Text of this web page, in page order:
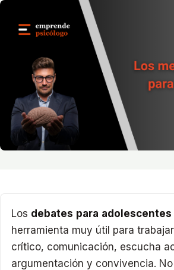
Los debates para adolescentes
herramienta muy útil para
crítico, comunicación, escucha
argumentación y convivencia.